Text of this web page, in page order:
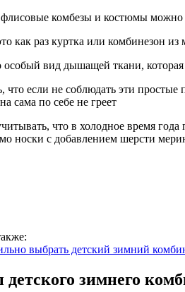
комбезы и костюмы можно
как раз куртка или комбинезон
вид дышащей ткани, которая
если не соблюдать эти простые
сама по себе не греет
что в холодное время
носки с добавлением шерсти
выбрать детский зимний
зимнего